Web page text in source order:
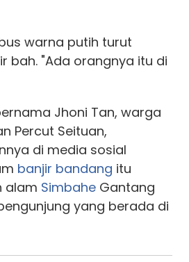
warna putih turut
bah. "Ada orangnya itu di
Jhoni Tan, warga
Percut Seituan,
di media sosial
banjir bandang itu
alam Simbahe Gantang
yang berada di